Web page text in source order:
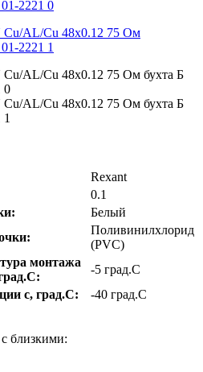
Rexant
0.1
Белый
Поливинилхлорид
(PVC)
монтажа
-5 град.C
с, град.C:
-40 град.C
близкими: